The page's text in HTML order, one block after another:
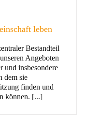
leben
Bestandteil
Angeboten
und insbesondere
dem sie
finden und
können. [...]